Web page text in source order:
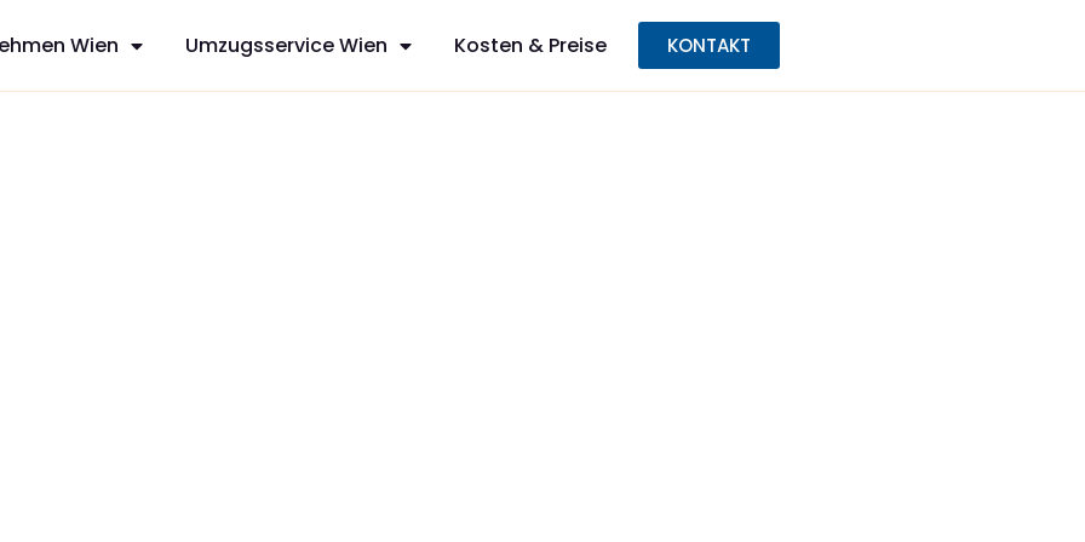
Wien Umzugsservice Wien Kosten & Preise KONTAKT